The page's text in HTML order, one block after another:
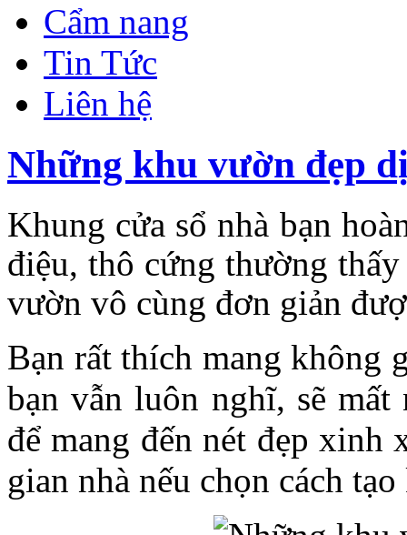
Cẩm nang
Tin Tức
Liên hệ
Những khu vườn đẹp
Khung cửa sổ nhà bạn
điệu, thô cứng thường
vườn vô cùng đơn giản
Bạn rất thích mang không
bạn vẫn luôn nghĩ, sẽ
để mang đến nét đẹp xinh
gian nhà nếu chọn cách